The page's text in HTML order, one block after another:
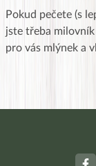
Pokud pečete (s
jste třeba
pro vás mlýnek a